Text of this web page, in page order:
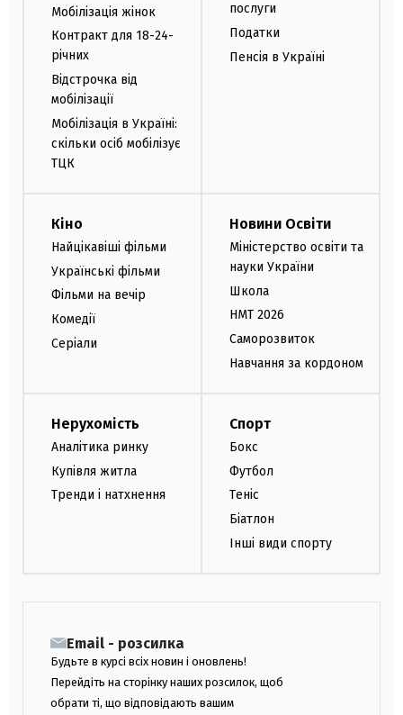
Мобілізація жінок
Контракт для 18-24-
річних
Відстрочка від
мобілізації
Мобілізація в Україні:
скільки осіб мобілізує
ТЦК
послуги
Податки
Пенсія в Україні
Кіно
Найцікавіші фільми
Українські фільми
Фільми на вечір
Комедії
Серіали
Новини Освіти
Міністерство освіти та
науки України
Школа
НМТ 2026
Саморозвиток
Навчання за кордоном
Нерухомість
Аналітика ринку
Купівля житла
Тренди і натхнення
Спорт
Бокс
Футбол
Теніс
Біатлон
Інші види спорту
Email - розсилка
Будьте в курсі всіх новин і оновлень!
Перейдіть на сторінку наших розсилок, щоб
обрати ті, що відповідають вашим